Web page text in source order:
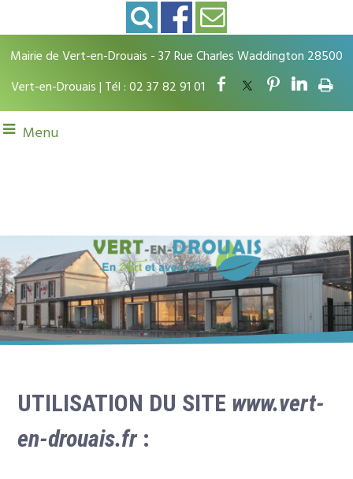
Mairie de Vert-en-Drouais - 37 Rue Charles Waddington 28500
Vert-en-Drouais | Tél : 02 37 82 91 01
Menu
UTILISATION DU SITE www.vert-
en-drouais.fr: